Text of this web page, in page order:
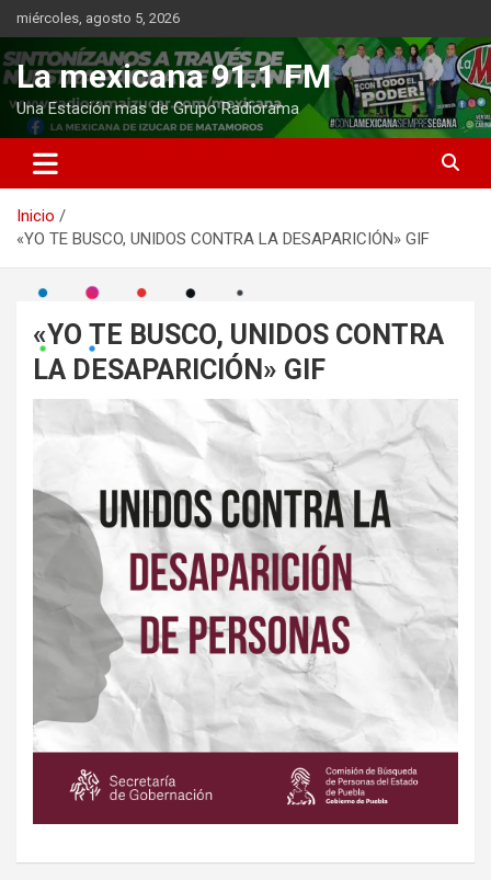
Saltar
al
contenido
miércoles, agosto 5, 2026
La mexicana 91.1 FM
Una Estación mas de Grupo Radiorama
Inicio
«YO TE BUSCO, UNIDOS CONTRA LA DESAPARICIÓN» GIF
«YO TE BUSCO, UNIDOS CONTRA
LA DESAPARICIÓN» GIF